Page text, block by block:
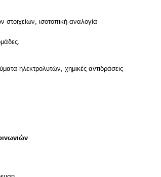
ισoτoπική αναλoγία
ηλεκτρολυτών, χημικές αντιδράσεις